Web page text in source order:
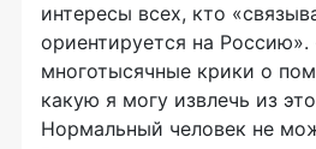
интересы всех, кто
ориентируется на Россию».
многотысячные крики о
какую я могу извлечь из
Нормальный человек не